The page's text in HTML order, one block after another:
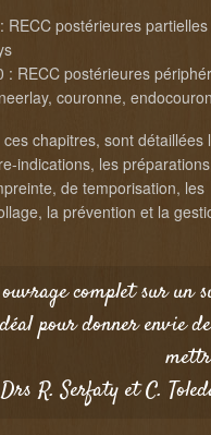
RECC postérieures partielles
: RECC postérieures
couronne,
chapitres, sont détaillées
indications, les
de temporisation, les
la prévention et la
ouvrage complet sur un
pour donner envie de
Drs R. Serfaty et C.